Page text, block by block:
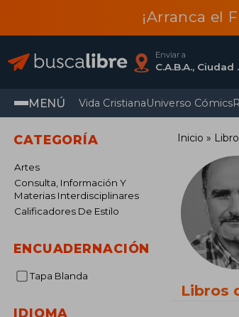
¡Arranca el
Enviar a
MENÚ Vida CristianaUniverso Cómics
CATEGORÍA
Artes
Consulta, Información Y
Materias Interdisciplinares
Calificadores De Estilo
ENCUADERNACIÓN
Tapa Blanda
IDIOMA
Inicio
Libros